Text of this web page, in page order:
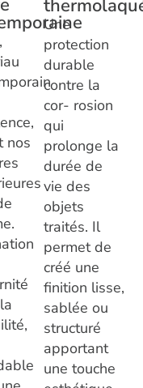
nos
Une
protection
durable
contre la
cor- rosion
qui
prolonge la
durée de
vie des
objets
traités. Il
permet de
créé une
finition lisse,
sablée ou
structuré
apportant
une touche